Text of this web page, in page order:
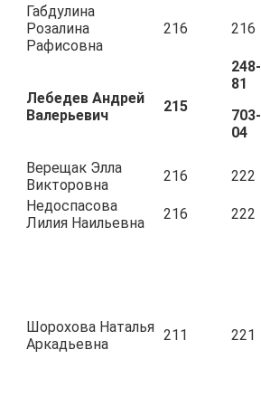
Габдулина
Розалина
Рафисовна
216 216
Лебедев Андрей
Валерьевич
215
81
04
Верещак Элла
Викторовна
216 222
Недоспасова
Лилия Наильевна
216
222
Шорохова Наталья
Аркадьевна
211
221